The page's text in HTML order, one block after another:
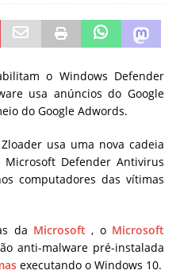
o Windows Defender
usa anúncios do Google
do Google Adwords.
usa uma nova cadeia
Defender Antivirus
computadores das vítimas
da Microsoft , o Microsoft
anti-malware pré-instalada
executando o Windows 10.